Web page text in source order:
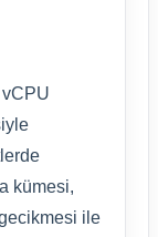
vCPU
kümesi,
ile